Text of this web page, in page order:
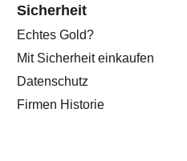
Sicherheit
Echtes Gold?
Mit Sicherheit einkaufen
Datenschutz
Firmen Historie